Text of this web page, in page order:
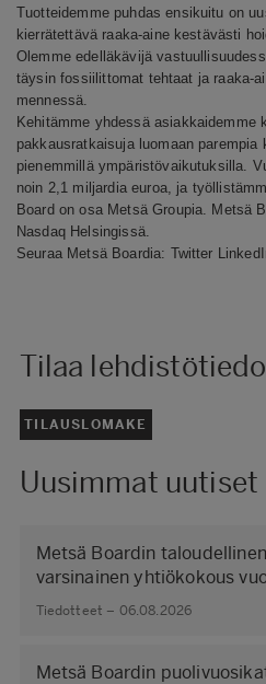
Tuotteidemme puhdas ensikuitu on
kierrätettävä raaka-aine kestävästi
Olemme edelläkävijä
täysin fossiilittomat tehtaat ja raaka-
mennessä.
Kehitämme yhdessä asiakkaidemme
pakkausratkaisuja luomaan parempia
pienemmillä ympäristövaikutuksilla.
noin 2,1 miljardia euroa, ja
Board on osa Metsä Groupia. Metsä
Nasdaq Helsingissä.
Seuraa Metsä Boardia: Twitter
Tilaa
TILAUSLOMAKE
Uusimmat uutiset
Metsä Boardin
varsinainen yhtiökokous
Tiedotteet – 06.08.2026
Metsä Boardin